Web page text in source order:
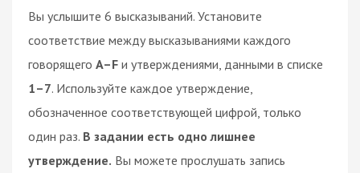
Вы услышите 6 высказываний. Установите
соответствие между высказываниями каждого
говорящего A–F и утверждениями, данными в списке
1–7. Используйте каждое утверждение,
обозначенное соответствующей цифрой, только
один раз. В задании есть одно лишнее
утверждение. Вы можете прослушать запись